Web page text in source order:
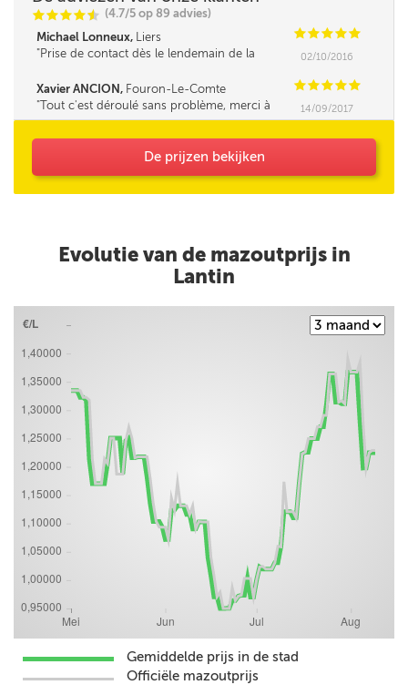
CCCCi
@ (4.7/5 op 89 advies)
Michael Lonneux, Liers CCCCC
Prise de contact dès le lendemain de la
sur le site, rapide*****
02/10/2016
Xavier ANCION, Fouron-Le-Comte CCCCC
Tout c'est déroulé sans problème, merci à
vous
14/09/2017
De prijzen bekijken
Evolutie van de mazoutprijs in
Lantin
Gemiddelde prijs in de stad
Officiële mazoutprijs